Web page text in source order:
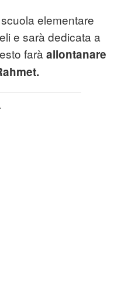
elementare
e sarà dedicata a
farà allontanare